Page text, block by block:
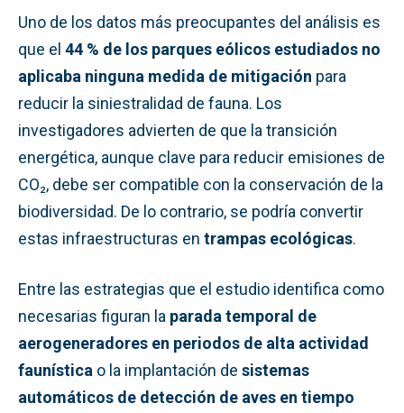
Uno de los datos más preocupantes del análisis es
que el 44 % de los parques eólicos estudiados no
aplicaba ninguna medida de mitigación para
reducir la siniestralidad de fauna. Los
investigadores advierten de que la transición
energética, aunque clave para reducir emisiones de
CO₂, debe ser compatible con la conservación de la
biodiversidad. De lo contrario, se podría convertir
estas infraestructuras en trampas ecológicas.
Entre las estrategias que el estudio identifica como
necesarias figuran la parada temporal de
aerogeneradores en periodos de alta actividad
faunística o la implantación de sistemas
automáticos de detección de aves en tiempo